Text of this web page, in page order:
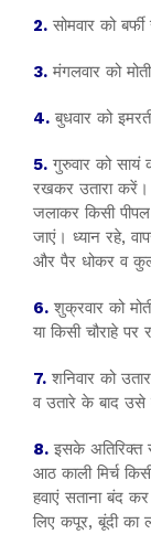
2. सोमवार को
3. मंगलवार को
4. बुधवार को
5. गुरुवार को सायं
रखकर उतारा करें।
जलाकर किसी
जाएं। ध्यान रहे,
और पैर धोकर व
6. शुक्रवार को
या किसी चौराहे
7. शनिवार को
व उतारे के बाद उसे
8. इसके अतिरिक्त
आठ काली मिर्च
हवाएं सताना बंद
लिए कपूर, बूंदी का